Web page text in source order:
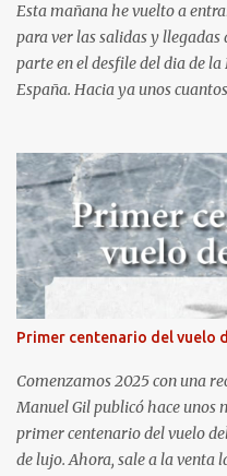
Esta mañana he vuelto a
para ver las salidas y
parte en el desfile del dia de
España. Hacia ya unos
cercano en la senda de
comenzaba a las 8:30 de la
la base militar con mas de
identificarnos antes de
ocasiones, hemos dejado los
que nos han trasladado en
primera parada ha sido en la
aparcados los F18 y donde
. Mientras tirábamos las
en sus aparatos y comenzaba
Primer centenario del vuelo
Comenzamos 2025 con una
Manuel Gil publicó hace unos
primer centenario del vuelo
de lujo. Ahora, sale a la venta